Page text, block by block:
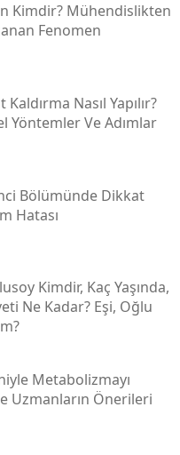
Kimdir? Mühendislikten
Fenomen
Nasıl Yapılır?
Yöntemler Ve Adımlar
Bölümünde Dikkat
Hatası
Kimdir, Kaç Yaşında,
Ne Kadar? Eşi, Oğlu
Metabolizmayı
Uzmanların Önerileri